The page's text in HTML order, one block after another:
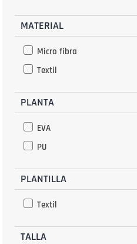
Plata
MATERIAL
Micro fibra
Textil
PLANTA
EVA
PU
PLANTILLA
Textil
TALLA